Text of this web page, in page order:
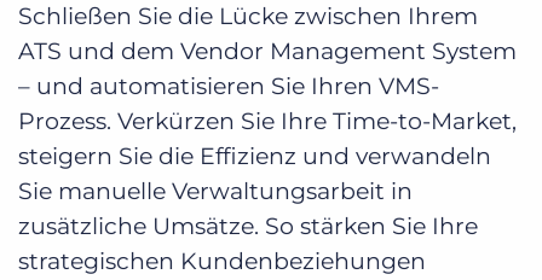
Schließen Sie die Lücke zwischen Ihrem
ATS und dem Vendor Management System
– und automatisieren Sie Ihren VMS-
Prozess. Verkürzen Sie Ihre Time-to-Market,
steigern Sie die Effizienz und verwandeln
Sie manuelle Verwaltungsarbeit in
zusätzliche Umsätze. So stärken Sie Ihre
strategischen Kundenbeziehungen